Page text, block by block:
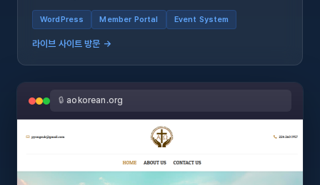
WordPress Member Portal Event System
라이브 사이트 방문 →
🔒 aokorean.org